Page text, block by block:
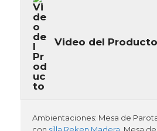
Video del Producto
Ambientaciones: Mesa de Parota